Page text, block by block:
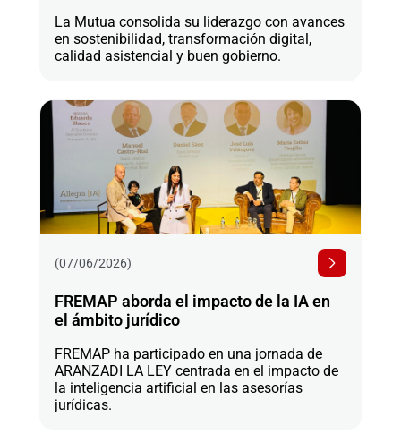
La Mutua consolida su liderazgo con avances
en sostenibilidad, transformación digital,
calidad asistencial y buen gobierno.
(07/06/2026)
FREMAP aborda el impacto de la IA en
el ámbito jurídico
FREMAP ha participado en una jornada de
ARANZADI LA LEY centrada en el impacto de
la inteligencia artificial en las asesorías
jurídicas.